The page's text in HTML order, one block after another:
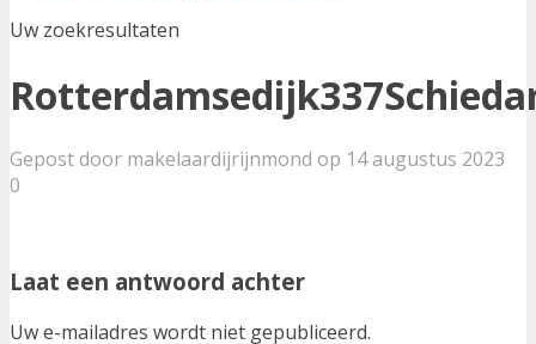
Uw zoekresultaten
Gepost door makelaardijrijnmond op 14 augustus 2023
0
Laat een antwoord achter
Uw e-mailadres wordt niet gepubliceerd.